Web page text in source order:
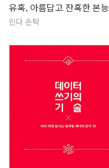
유혹, 아름답고 잔혹한 본능
린다 손탁